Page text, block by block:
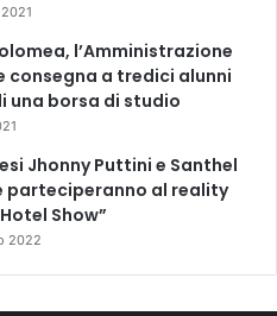
l’Amministrazione
consegna a tredici alunni
una borsa di studio
Jhonny Puttini e Santhel
parteciperanno al reality
Show”
2022